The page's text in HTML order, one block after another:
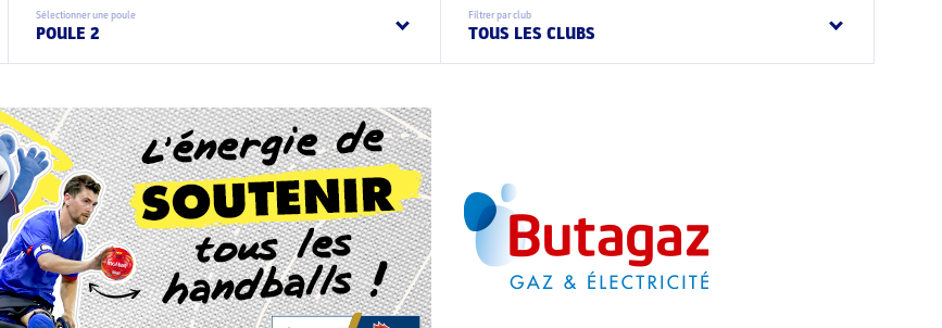
Sélectionner une poule
POULE 2
Filtrer par club
TOUS LES CLUBS